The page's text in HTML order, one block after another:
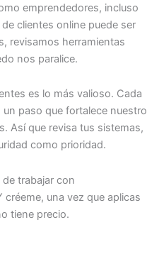
emprendedores, incluso
clientes online puede ser
revisamos herramientas
nos paralice.
es lo más valioso. Cada
paso que fortalece nuestro
Así que revisa tus sistemas,
como prioridad.
trabajar con
una vez que aplicas
tiene precio.